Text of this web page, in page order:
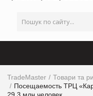
TradeMaster Товари та
Посещаемость ТРЦ
29,3 млн человек